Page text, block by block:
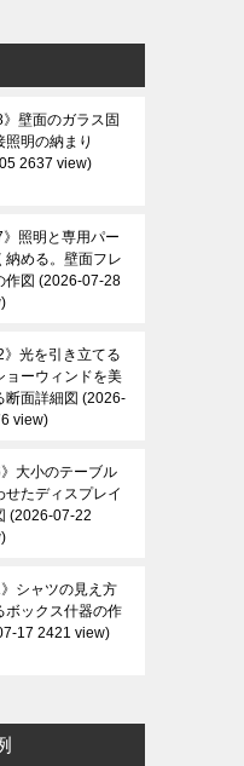
》壁面のガラス固
照明の納まり
2637 view
》照明と専用パー
納める。壁面フレ
作図
2026-07-28
》光を引き立てる
ョーウィンドを美
断面詳細図
2026-
view
》大小のテーブル
せたディスプレイ
2026-07-22
》シャツの見え方
ボックス什器の作
17 2421 view